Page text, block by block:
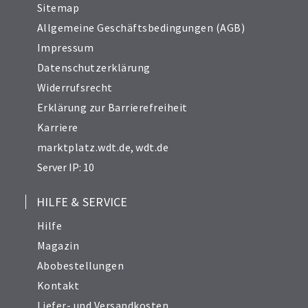
Sitemap
Allgemeine Geschäftsbedingungen (AGB)
Impressum
Datenschutzerklärung
Widerrufsrecht
Erklärung zur Barrierefreiheit
Karriere
marktplatz.wdt.de,wdt.de
Server IP: 10
HILFE & SERVICE
Hilfe
Magazin
Abobestellungen
Kontakt